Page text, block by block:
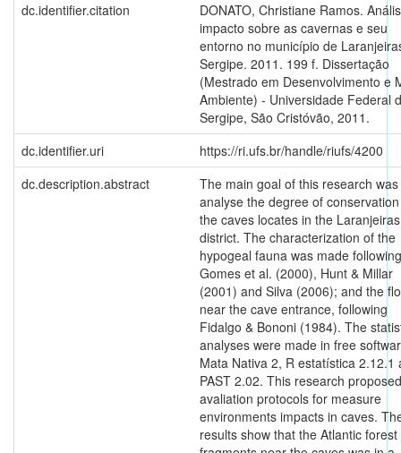
dc.identifier.citation
DONATO, Christiane Ramos.
impacto sobre as cavernas e seu
entorno no município de
Sergipe. 2011. 199 f. Dissertação
(Mestrado em Desenvolvimento e
Ambiente) - Universidade Federal
Sergipe, São Cristóvão, 2011.
dc.identifier.uri
https://ri.ufs.br/handle/riufs/4200
dc.description.abstract
The main goal of this research was
analyse the degree of
the caves locates in the Laranjeiras
district. The characterization of the
hypogeal fauna was made following
Gomes et al. (2000), Hunt & Millar
(2001) and Silva (2006); and the
near the cave entrance, following
Fidalgo & Bononi (1984). The
analyses were made in free
Mata Nativa 2, R estatística 2.12.1
PAST 2.02. This research
avaliation protocols for measure
environments impacts in caves.
results show that the Atlantic forest